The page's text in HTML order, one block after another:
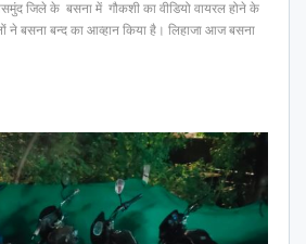
जिले के बसना में गौकशी का वीडियो वायरल होने के
ने बसना बन्द का आव्हान किया है। लिहाजा आज बसना